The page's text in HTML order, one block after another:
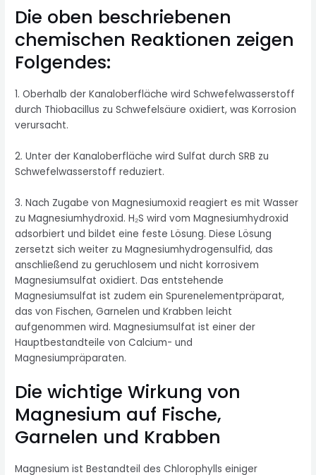
Die oben beschriebenen
chemischen Reaktionen zeigen
Folgendes:
1. Oberhalb der Kanaloberfläche wird Schwefelwasserstoff
durch Thiobacillus zu Schwefelsäure oxidiert, was Korrosion
verursacht.
2. Unter der Kanaloberfläche wird Sulfat durch SRB zu
Schwefelwasserstoff reduziert.
3. Nach Zugabe von Magnesiumoxid reagiert es mit Wasser
zu Magnesiumhydroxid. H₂S wird vom Magnesiumhydroxid
adsorbiert und bildet eine feste Lösung. Diese Lösung
zersetzt sich weiter zu Magnesiumhydrogensulfid, das
anschließend zu geruchlosem und nicht korrosivem
Magnesiumsulfat oxidiert. Das entstehende
Magnesiumsulfat ist zudem ein Spurenelementpräparat,
das von Fischen, Garnelen und Krabben leicht
aufgenommen wird. Magnesiumsulfat ist einer der
Hauptbestandteile von Calcium- und
Magnesiumpräparaten.
Die wichtige Wirkung von
Magnesium auf Fische,
Garnelen und Krabben
Magnesium ist Bestandteil des Chlorophylls einiger